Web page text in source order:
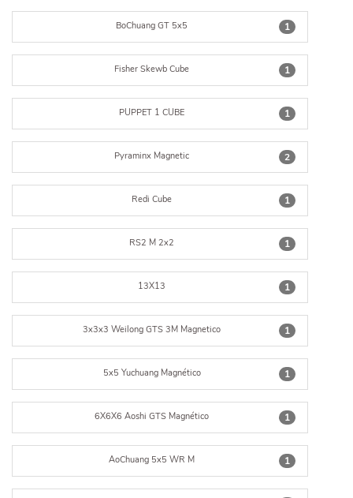
1
BoChuang GT 5x5
1
Fisher Skewb Cube
1
PUPPET 1 CUBE
2
Pyraminx Magnetic
1
Redi Cube
1
RS2 M 2x2
1
13X13
1
3x3x3 Weilong GTS 3M Magnetico
1
5x5 Yuchuang Magnético
1
6X6X6 Aoshi GTS Magnético
1
AoChuang 5x5 WR M